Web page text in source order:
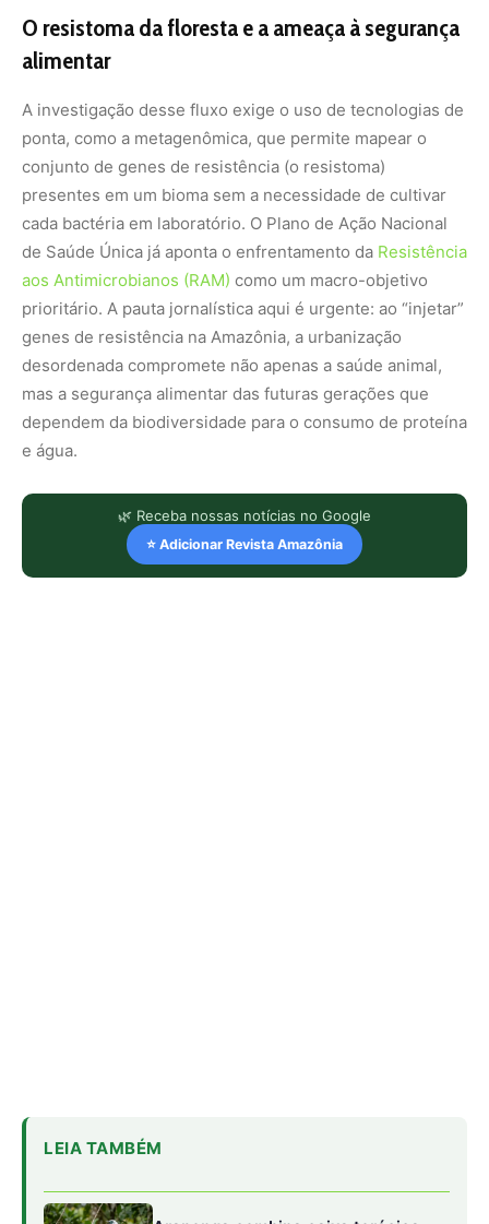
O resistoma da floresta e a ameaça à segurança
alimentar
A investigação desse fluxo exige o uso de tecnologias de
ponta, como a metagenômica, que permite mapear o
conjunto de genes de resistência (o resistoma)
presentes em um bioma sem a necessidade de cultivar
cada bactéria em laboratório. O Plano de Ação Nacional
de Saúde Única já aponta o enfrentamento da Resistência
aos Antimicrobianos (RAM) como um macro-objetivo
prioritário. A pauta jornalística aqui é urgente: ao “injetar”
genes de resistência na Amazônia, a urbanização
desordenada compromete não apenas a saúde animal,
mas a segurança alimentar das futuras gerações que
dependem da biodiversidade para o consumo de proteína
e água.
🌿 Receba nossas notícias no Google
⭐ Adicionar Revista Amazônia
Amazônia